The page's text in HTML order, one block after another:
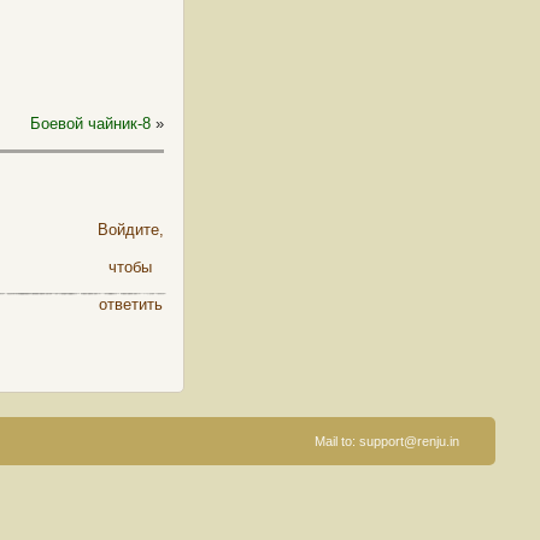
Боевой чайник-8 »
Войдите,
чтобы
ответить
Mail to: support@renju.in